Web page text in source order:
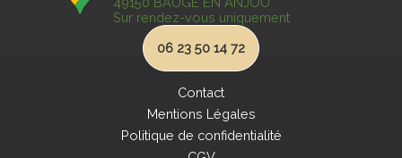
Sur rendez-vous uniquement
06 23 50 14 72
Contact
Mentions Légales
Politique de confidentialité